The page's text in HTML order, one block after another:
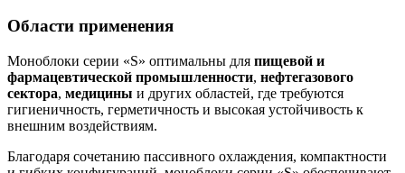
Области применения
Моноблоки серии «S» оптимальны для пищевой и
фармацевтической промышленности, нефтегазового
сектора, медицины и других областей, где требуются
гигиеничность, герметичность и высокая устойчивость к
внешним воздействиям.
Благодаря сочетанию пассивного охлаждения, компактности